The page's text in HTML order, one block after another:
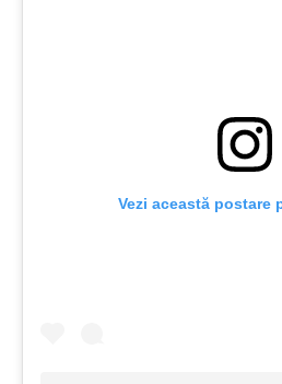
Vezi această postare